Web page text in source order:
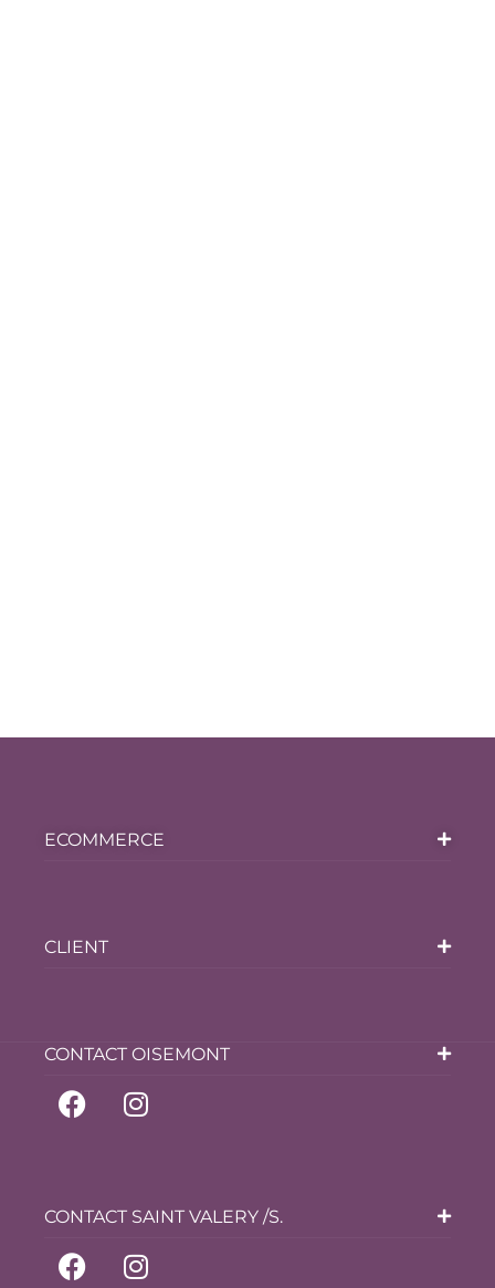
ECOMMERCE
CLIENT
CONTACT OISEMONT
CONTACT SAINT VALERY /S.